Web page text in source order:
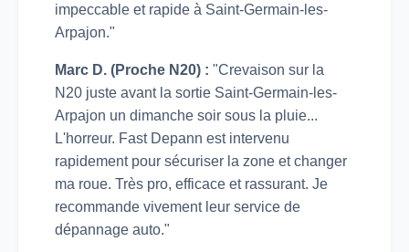
impeccable et rapide à Saint-Germain-les-
Arpajon."
Marc D. (Proche N20) : "Crevaison sur la
N20 juste avant la sortie Saint-Germain-les-
Arpajon un dimanche soir sous la pluie...
L'horreur. Fast Depann est intervenu
rapidement pour sécuriser la zone et changer
ma roue. Très pro, efficace et rassurant. Je
recommande vivement leur service de
dépannage auto."